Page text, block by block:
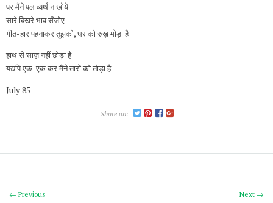
पर मैंने पल व्यर्थ न खोये
सारे बिखरे भाव सँजोए
गीत-हार पहनाकर तुझको, घर को रुख़ मोड़ा है
हाथ से साज़ नहीं छोड़ा है
यद्यपि एक-एक कर मैंने तारों को तोड़ा है
July 85
Share on:
Next →
← Previous